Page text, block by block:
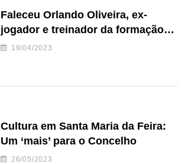
Faleceu Orlando Oliveira, ex-
jogador e treinador da formação
de andebol do Feirense
19/04/2023
Cultura em Santa Maria da Feira:
Um ‘mais’ para o Concelho
26/05/2023